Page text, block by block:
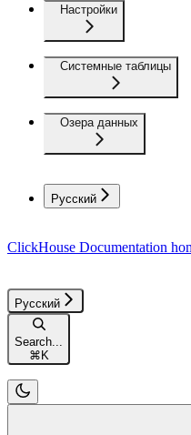
Настройки
Системные таблицы
Озера данных
Русский
ClickHouse Documentation
Русский
Search...
⌘K